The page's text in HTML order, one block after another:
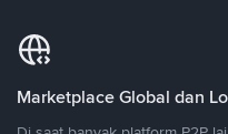
Marketplace Global dan